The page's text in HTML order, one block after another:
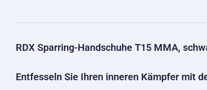
RDX Sparring-Handschuhe T15 MMA,
Entfesseln Sie Ihren inneren Kämpfer mit